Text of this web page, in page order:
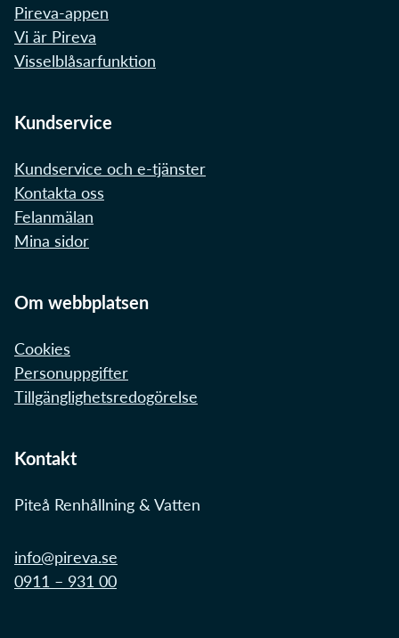
Pireva-appen
Vi är Pireva
Visselblåsarfunktion
Kundservice
Kundservice och e-tjänster
Kontakta oss
Felanmälan
Mina sidor
Om webbplatsen
Cookies
Personuppgifter
Tillgänglighetsredogörelse
Kontakt
Piteå Renhållning & Vatten
info@pireva.se
0911 – 931 00